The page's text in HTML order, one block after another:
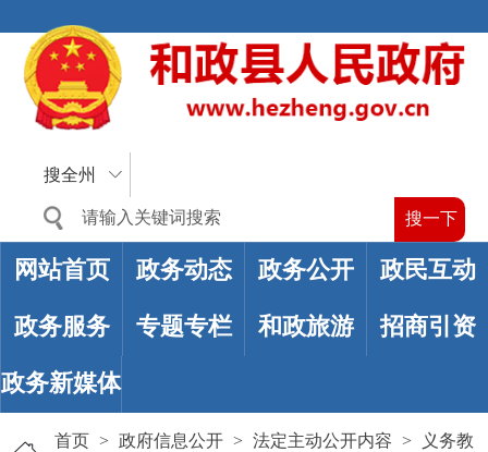
搜全州
网站首页 政务动态 政务公开 政民互动
政务服务 专题专栏 和政旅游 招商引资
政务新媒体
首页 > 政府信息公开 > 法定主动公开内容 >
义务教